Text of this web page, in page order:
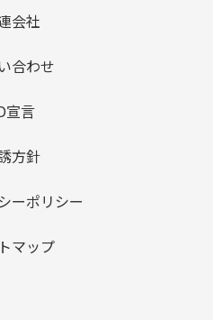
会社
合わせ
宣言
方針
ーポリシー
マップ